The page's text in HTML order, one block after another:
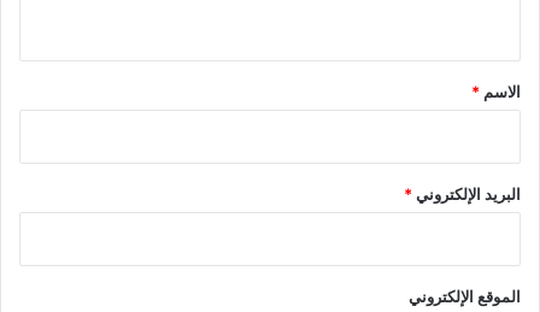
*
الاسم *
البريد الإلكتروني*
الموقع الإلكتروني